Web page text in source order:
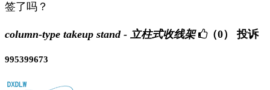
签了吗？
column-type takeup stand - 立柱式收线架 （0） 投诉
995399673